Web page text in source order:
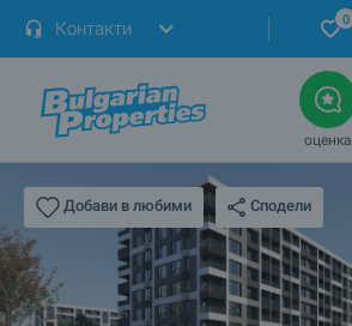
Контакти 0
оценка
Добави в любими Сподели